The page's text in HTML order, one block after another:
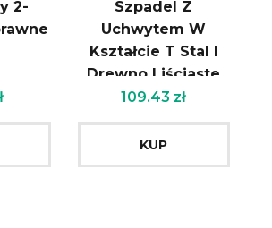
2-
Szpadel Z
Uchwytem W
Kształcie T Stal I
Drewno Liściaste
109.43 zł
KUP